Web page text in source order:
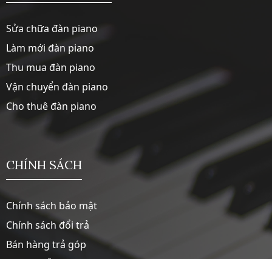
Sửa chữa đàn piano
Làm mới đàn piano
Thu mua đàn piano
Vận chuyển đàn piano
Cho thuê đàn piano
CHÍNH SÁCH
Chính sách bảo mật
Chính sách đổi trả
Bán hàng trả góp